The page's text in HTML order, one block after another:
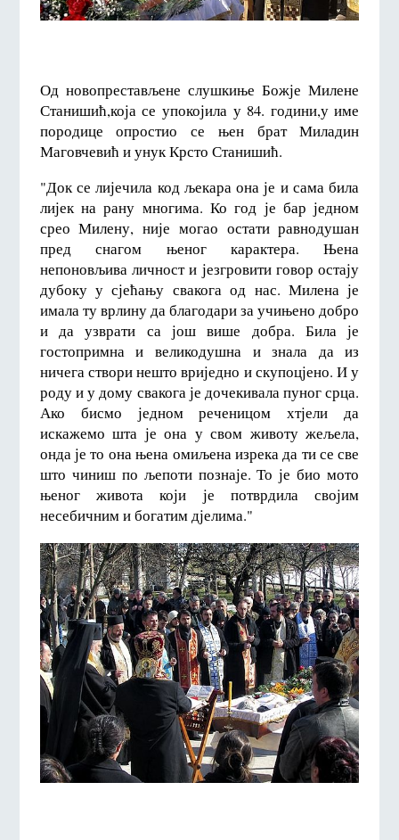
Од новопрестављене слушкиње Божје Милене
Станишић,која се упокојила у 84. години,у име
породице опростио се њен брат Миладин
Маговчевић и унук Крсто Станишић.
"Док се лијечила код љекара она је и сама била
лијек на рану многима. Ко год је бар једном
срео Милену, није могао остати равнодушан
пред снагом њеног карактера. Њена
непоновљива личност и језгровити говор остају
дубоку у сјећању свакога од нас. Милена је
имала ту врлину да благодари за учињено добро
и да узврати са још више добра. Била је
гостопримна и великодушна и знала да из
ничега створи нешто вриједно и скупоцјено. И у
роду и у дому свакога је дочекивала пуног срца.
Ако бисмо једном реченицом хтјели да
искажемо шта је она у свом животу жељела,
онда је то она њена омиљена изрека да ти се све
што чиниш по љепоти познаје. То је био мото
њеног живота који је потврдила својим
несебичним и богатим дјелима."